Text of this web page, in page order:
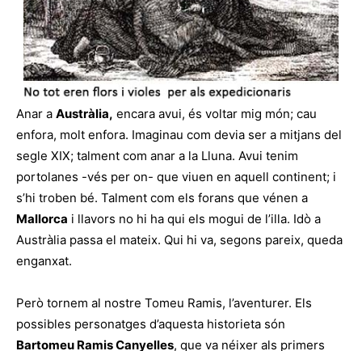
Anar a Austràlia, encara avui, és voltar mig món; cau
enfora, molt enfora. Imaginau com devia ser a mitjans del
segle XIX; talment com anar a la Lluna. Avui tenim
portolanes -vés per on- que viuen en aquell continent; i
s’hi troben bé. Talment com els forans que vénen a
Mallorca i llavors no hi ha qui els mogui de l’illa. Idò a
Austràlia passa el mateix. Qui hi va, segons pareix, queda
enganxat.
Però tornem al nostre Tomeu Ramis, l’aventurer. Els
possibles personatges d’aquesta historieta són
Bartomeu Ramis Canyelles, que va néixer als primers